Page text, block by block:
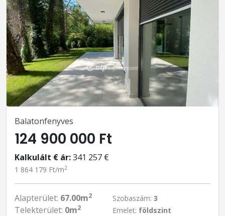
Balatonfenyves
124 900 000 Ft
Kalkulált € ár:341 257 €
1 864 179 Ft/m2
Alapterület: 67.00m2
Telekterület: 0m2
Szobaszám: 3
Emelet: földszint